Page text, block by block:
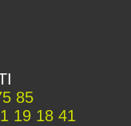
85
19 18 41